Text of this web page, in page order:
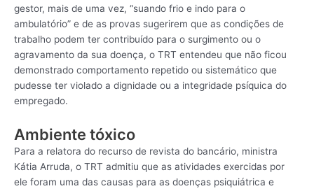
gestor, mais de uma vez, “suando frio e indo para o
ambulatório” e de as provas sugerirem que as condições de
trabalho podem ter contribuído para o surgimento ou o
agravamento da sua doença, o TRT entendeu que não ficou
demonstrado comportamento repetido ou sistemático que
pudesse ter violado a dignidade ou a integridade psíquica do
empregado.
Ambiente tóxico
Para a relatora do recurso de revista do bancário, ministra
Kátia Arruda, o TRT admitiu que as atividades exercidas por
ele foram uma das causas para as doenças psiquiátrica e